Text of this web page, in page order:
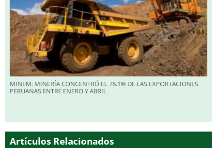
MINEM: MINERÍA CONCENTRÓ EL 76.1% DE LAS EXPORTACIONES
PERUANAS ENTRE ENERO Y ABRIL
Artículos Relacionados